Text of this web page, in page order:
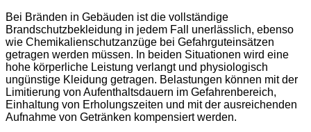
Bei Bränden in Gebäuden ist die vollständige
Brandschutzbekleidung in jedem Fall unerlässlich, ebenso
wie Chemikalienschutzanzüge bei Gefahrguteinsätzen
getragen werden müssen. In beiden Situationen wird eine
hohe körperliche Leistung verlangt und physiologisch
ungünstige Kleidung getragen. Belastungen können mit der
Limitierung von Aufenthaltsdauern im Gefahrenbereich,
Einhaltung von Erholungszeiten und mit der ausreichenden
Aufnahme von Getränken kompensiert werden.